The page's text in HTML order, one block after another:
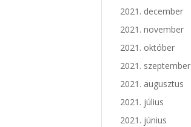
2021. december
2021. november
2021. október
2021. szeptember
2021. augusztus
2021. július
2021. június